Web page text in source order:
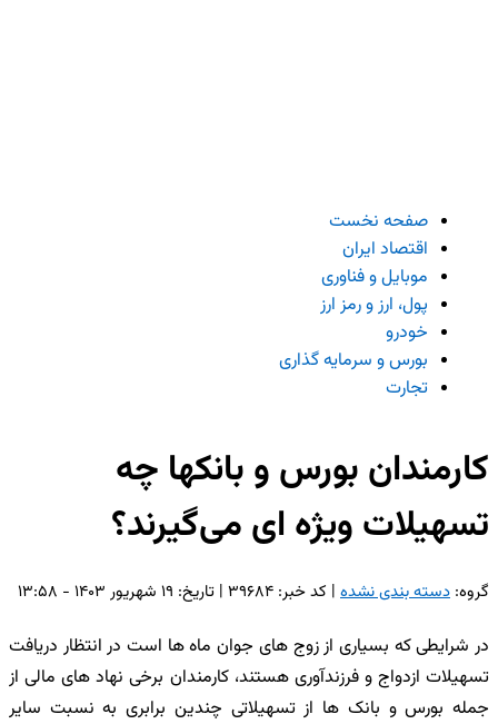
صفحه نخست
اقتصاد ایران
موبایل و فناوری
پول، ارز و رمز ارز
خودرو
بورس و سرمایه گذاری
تجارت
کارمندان بورس و بانکها چه
تسهیلات ویژه ای می‌گیرند؟
گروه: دسته بندی نشده | کد خبر: ۳۹۶۸۴ | تاریخ: ۱۹ شهریور ۱۴۰۳ - ۱۳:۵۸
در شرایطی که بسیاری از زوج های جوان ماه ها است در انتظار دریافت
تسهیلات ازدواج و فرزندآوری هستند، کارمندان برخی نهاد های مالی از
جمله بورس و بانک ها از تسهیلاتی چندین برابری به نسبت سایر